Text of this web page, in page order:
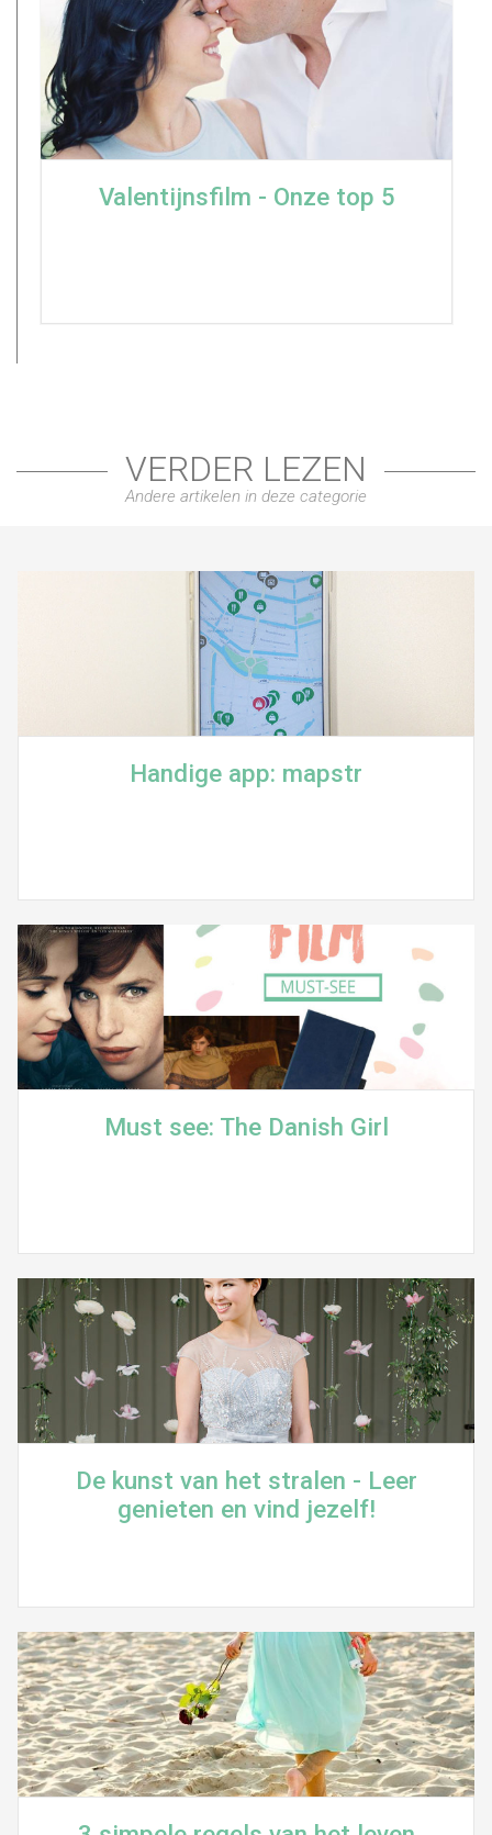
Valentijnsfilm - Onze top 5
VERDER LEZEN
Andere artikelen in deze categorie
Handige app: mapstr
Must see: The Danish Girl
De kunst van het stralen - Leer
genieten en vind jezelf!